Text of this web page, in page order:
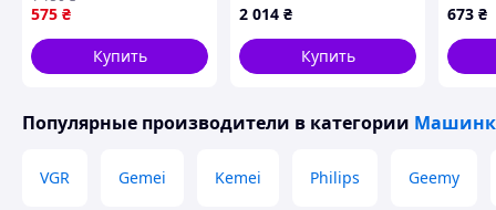
Похожие товары по характеристикам
Беспроводная
машинка для стрижки
дома AG-74
575 ₴
Купить
2 014 ₴
Купить
GM-
індикат
673 ₴
Популярные производители в категории
VGR Gemei Kemei Philips Geemy